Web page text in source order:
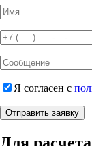
Я согласен с
Отправить заявку